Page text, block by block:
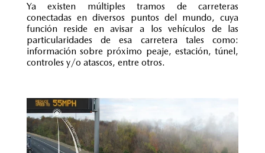
Ya existen múltiples tramos de carreteras
conectadas en diversos puntos del mundo, cuya
función reside en avisar a los vehículos de las
particularidades de esa carretera tales como:
información sobre próximo peaje, estación, túnel,
controles y/o atascos, entre otros.